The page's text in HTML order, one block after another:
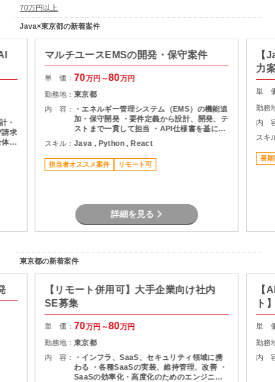
70万円以上
Java×東京都の新着案件
・
請求
の
マルチユースEMSの開発・保守案件
単 価： 70万円～80万円
勤務地：東京都
内 容：
・エネルギー管理システム（EMS）の機能追
加・保守開発 ・要件定義から設計、開発、テ
ストまで一貫して担当 ・API仕様書を基にし
たDB設計・ロジック設計 ・設計書作成およ
び各種レビュー対応 ・プロジェクト管理支援
（進捗・課題管理、関係者調整） ・品質管理
および開発推進
スキル：Java , Python , React
担当者オススメ案件 リモート可
詳細を見る
【
力
単
勤務
内
スキ
長期
東京都の新着案件
【リモート併用可】大手企業向け社内
SE募集
単 価： 70万円～80万円
勤務地：東京都
内 容：
・インフラ、SaaS、セキュリティ領域に携
わる ・各種SaaSの実装、維持管理、改善 ・
SaaSの効率化・高度化のためのエンジニア
【
ト
単
勤務
内